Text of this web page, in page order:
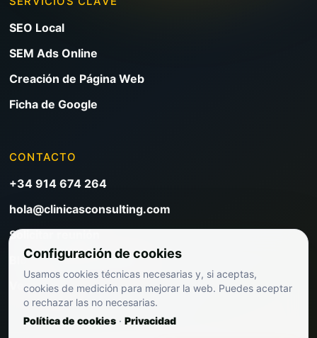
SEO Local
SEM Ads Online
Creación de Página Web
Ficha de Google
CONTACTO
+34 914 674 264
hola@clinicasconsulting.com
Solicitar reunión
Blog de marketing clínico
Ver precios
Configuración de cookies
Usamos cookies técnicas necesarias y, si aceptas,
cookies de medición para mejorar la web. Puedes aceptar
o rechazar las no necesarias.
Política de cookies · Privacidad